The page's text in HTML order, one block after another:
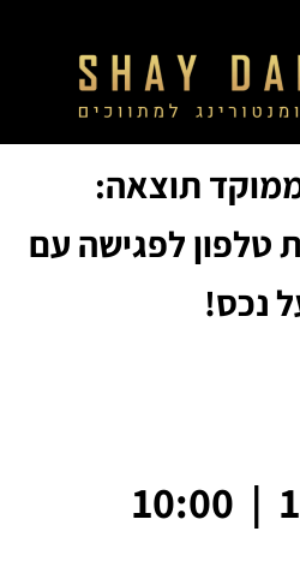
תוצאה:
טלפון לפגישה עם
נכס!